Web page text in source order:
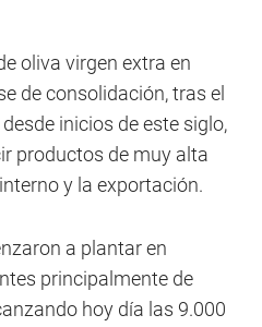
oliva virgen extra en
de consolidación, tras el
inicios de este siglo,
productos de muy alta
y la exportación.
a plantar en
principalmente de
hoy día las 9.000